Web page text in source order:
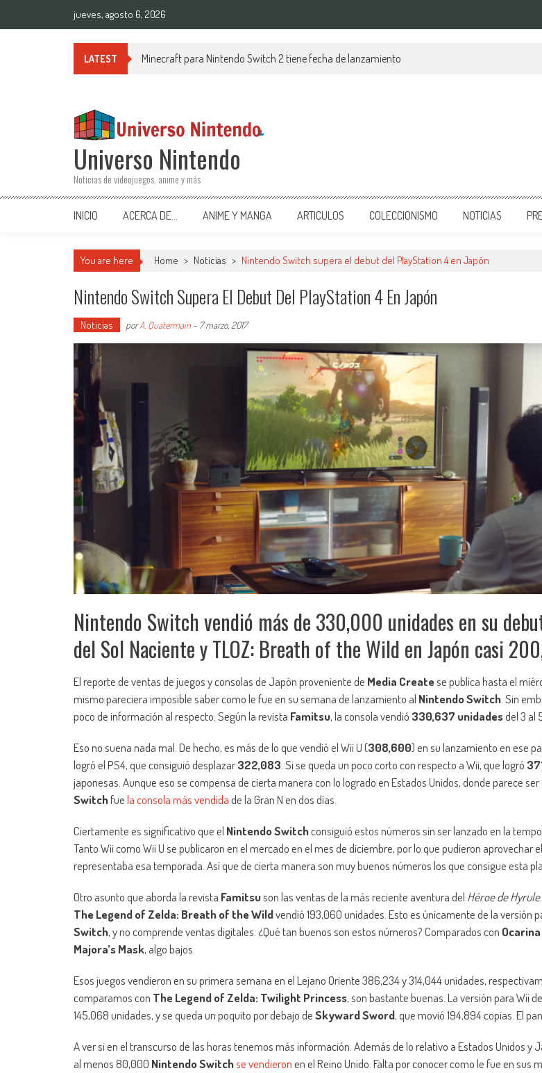
jueves, agosto 6, 2026
LATEST Minecraft para Nintendo Switch 2 tiene fecha de lanzamiento
Universo Nintendo
Noticias de videojuegos, anime y más
INICIO ACERCA DE… ANIME Y MANGA ARTICULOS COLECCIONISMO NOTICIAS
You are here Home > Noticias > Nintendo Switch supera el debut del PlayStation 4 en Japón
Nintendo Switch Supera El Debut Del PlayStation 4 En Japón
Noticias porA. Quatermain - 7 marzo, 2017
Nintendo Switch vendió más de 330,000 unidades en su
del Sol Naciente y TLOZ: Breath of the Wild en Japón casi
El reporte de ventas de juegos y consolas de Japón proveniente de Media Createse publica hasta el
mismo pareciera imposible saber como le fue en su semana de lanzamiento al Nintendo Switch. Sin
poco de información al respecto. Según la revista Famitsu, la consola vendió 330,637 unidadesdel 3 al
Eso no suena nada mal. De hecho, es más de lo que vendió el Wii U (308,600) en su lanzamiento en ese
logró el PS4, que consiguió desplazar322,083. Si se queda un poco corto con respecto a Wii, que logró
japonesas. Aunque eso se compensa de cierta manera con lo logrado en Estados Unidos, donde parece ser
Switchfuela consola más vendidade la Gran N en dos días.
Ciertamente es significativo que el Nintendo Switchconsiguió estos números sin ser lanzado en la
Tanto Wii como Wii U se publicaron en el mercado en el mes de diciembre, por lo que pudieron aprovechar
representaba esa temporada. Así que de cierta manera son muy buenos números los que consigue esta
Otro asunto que aborda la revista Famitsuson las ventas de la más reciente aventura del Héroe de Hyrule
The Legend of Zelda: Breath of the Wildvendió 193,060 unidades. Esto es únicamente de la versión
Switch, y no comprende ventas digitales. ¿Qué tan buenos son estos números? Comparados con
Majora’s Mask, algo bajos.
Esos juegos vendieron en su primera semana en el Lejano Oriente 386,234 y 314,044 unidades,
comparamos con The Legend of Zelda: Twilight Princess, son bastante buenas. La versión para Wii
145,068 unidades, y se queda un poquito por debajo deSkyward Sword, que movió 194,894 copias. El
A ver si en el transcurso de las horas tenemos más información. Además de lo relativo a Estados Unidos y
al menos 80,000 Nintendo Switchse vendieronen el Reino Unido. Falta por conocer como le fue en sus